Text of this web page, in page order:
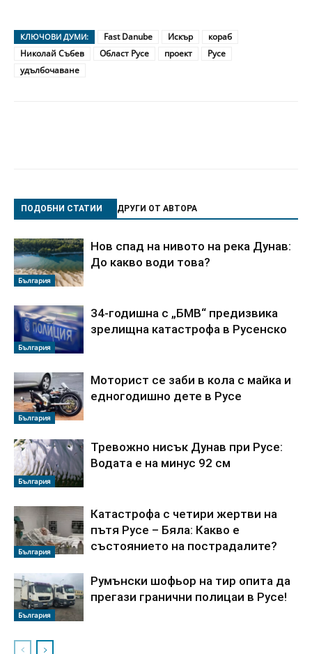
КЛЮЧОВИ ДУМИ: Fast Danube Искър
кораб
Николай Събев
Област Русе проект
Русе
удълбочаване
ПОДОБНИ СТАТИИ ДРУГИ ОТ АВТОРА
България
Нов спад на нивото на река Дунав:
До какво води това?
България
34-годишна с „БМВ“ предизвика
зрелищна катастрофа в Русенско
България
Моторист се заби в кола с майка и
едногодишно дете в Русе
България
Тревожно нисък Дунав при Русе:
Водата е на минус 92 см
България
Катастрофа с четири жертви на
пътя Русе – Бяла: Какво е
състоянието на пострадалите?
България
Румънски шофьор на тир опита да
прегази гранични полицаи в Русе!